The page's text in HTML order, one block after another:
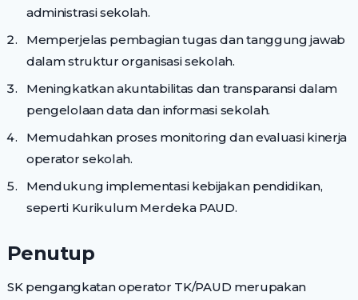
administrasi sekolah.
Memperjelas pembagian tugas dan tanggung jawab
dalam struktur organisasi sekolah.
Meningkatkan akuntabilitas dan transparansi dalam
pengelolaan data dan informasi sekolah.
Memudahkan proses monitoring dan evaluasi kinerja
operator sekolah.
Mendukung implementasi kebijakan pendidikan,
seperti Kurikulum Merdeka PAUD.
Penutup
SK pengangkatan operator TK/PAUD merupakan